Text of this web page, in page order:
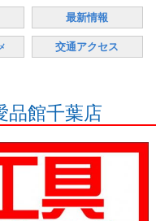
最新情報
交通アクセス
品館千葉店